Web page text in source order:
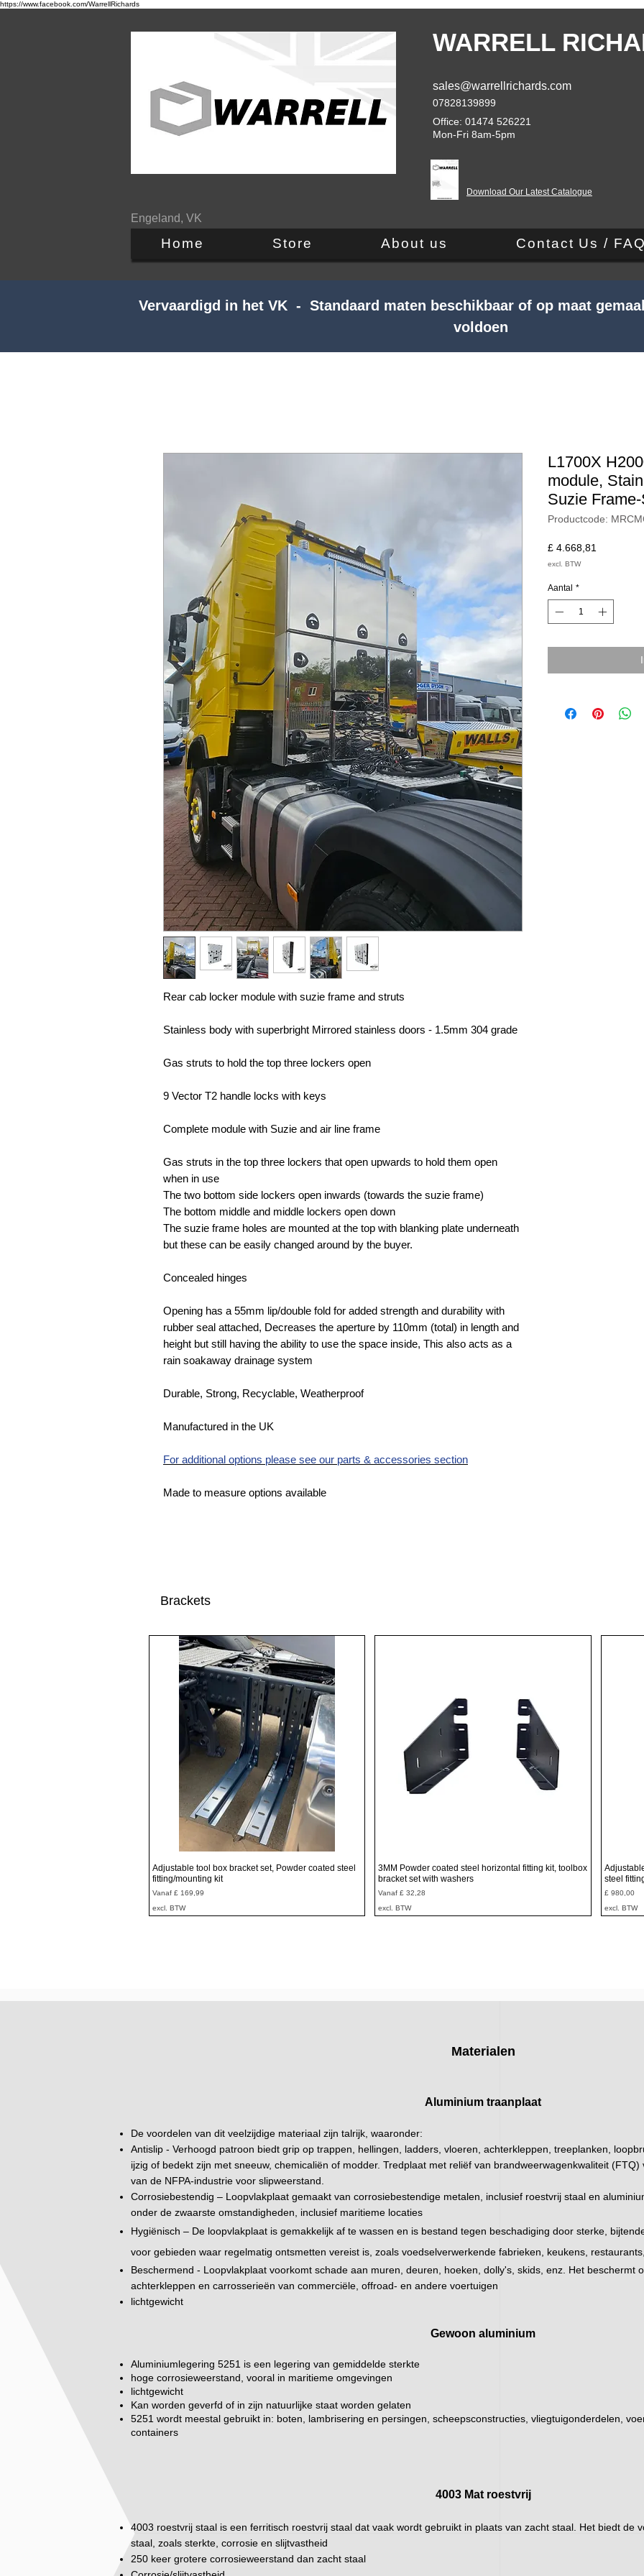
https://www.facebook.com/WarrellRichards
Engeland, VK
WARRELL
sales@warrellrichards.com
07828139899
Office: 01474 526221
Mon-Fri 8am-5pm
Download Our Latest Catalogue
Home Store About us Contact Us / FAQ
Vervaardigd in het VK - Standaard maten beschikbaar of op maat
voldoen
Rear cab locker module with suzie frame and struts
Stainless body with superbright Mirrored stainless doors - 1.5mm 304 grade
Gas struts to hold the top three lockers open
9 Vector T2 handle locks with keys
Complete module with Suzie and air line frame
Gas struts in the top three lockers that open upwards to hold them open
when in use
The two bottom side lockers open inwards (towards the suzie frame)
The bottom middle and middle lockers open down
The suzie frame holes are mounted at the top with blanking plate underneath
but these can be easily changed around by the buyer.
Concealed hinges
Opening has a 55mm lip/double fold for added strength and durability with
rubber seal attached, Decreases the aperture by 110mm (total) in length and
height but still having the ability to use the space inside, This also acts as a
rain soakaway drainage system
Durable, Strong, Recyclable, Weatherproof
Manufactured in the UK
For additional options please see our parts & accessories section
Made to measure options available
L1700X
module,
Suzie
Productcode:
£ 4.668,81
excl. BTW
Aantal *
Brackets
Snel overzicht
Adjustable tool box bracket set, Powder coated steel
fitting/mounting kit
Vanaf £ 169,99
Verkoopprijs
excl. BTW
Snel overzicht
3MM Powder coated steel horizontal fitting kit, toolbox
bracket set with washers
Vanaf£ 32,28
Verkoopprijs
excl. BTW
steel
Prijs
£ 980,00
excl. BTW
Materialen
Aluminium traanplaat
De voordelen van dit veelzijdige materiaal zijn talrijk, waaronder:
Antislip - Verhoogd patroon biedt grip op trappen, hellingen, ladders, vloeren, achterkleppen, treeplanken,
ijzig of bedekt zijn met sneeuw, chemicaliën of modder. Tredplaat met reliëf van brandweerwagenkwaliteit
van de NFPA-industrie voor slipweerstand.
Corrosiebestendig – Loopvlakplaat gemaakt van corrosiebestendige metalen, inclusief roestvrij staal en
onder de zwaarste omstandigheden, inclusief maritieme locaties
Hygiënisch – De loopvlakplaat is gemakkelijk af te wassen en is bestand tegen beschadiging door sterke,
voor gebieden waar regelmatig ontsmetten vereist is, zoals voedselverwerkende fabrieken, keukens,
Beschermend - Loopvlakplaat voorkomt schade aan muren, deuren, hoeken, dolly's, skids, enz. Het beschermt
achterkleppen en carrosserieën van commerciële, offroad- en andere voertuigen
lichtgewicht
Gewoon aluminium
Aluminiumlegering 5251 is een legering van gemiddelde sterkte
hoge corrosieweerstand, vooral in maritieme omgevingen
lichtgewicht
Kan worden geverfd of in zijn natuurlijke staat worden gelaten
5251 wordt meestal gebruikt in: boten, lambrisering en persingen, scheepsconstructies, vliegtuigonderdelen,
containers
4003 Mat roestvrij
4003 roestvrij staal is een ferritisch roestvrij staal dat vaak wordt gebruikt in plaats van zacht staal. Het biedt de
staal, zoals sterkte, corrosie en slijtvastheid
250 keer grotere corrosieweerstand dan zacht staal